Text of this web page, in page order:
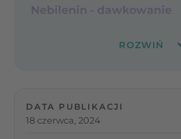
Nebilenin - dawkowanie
DATA PUBLIKACJI
18 czerwca, 2024